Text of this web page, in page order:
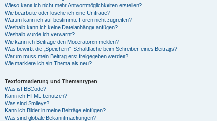
Wieso kann ich nicht mehr Antwortmöglichkeiten erstellen?
Wie bearbeite oder lösche ich eine Umfrage?
Warum kann ich auf bestimmte Foren nicht zugreifen?
Weshalb kann ich keine Dateianhänge anfügen?
Weshalb wurde ich verwarnt?
Wie kann ich Beiträge den Moderatoren melden?
Was bewirkt die „Speichern“-Schaltfläche beim Schreiben eines Beitrags?
Warum muss mein Beitrag erst freigegeben werden?
Wie markiere ich ein Thema als neu?
Textformatierung und Thementypen
Was ist BBCode?
Kann ich HTML benutzen?
Was sind Smileys?
Kann ich Bilder in meine Beiträge einfügen?
Was sind globale Bekanntmachungen?